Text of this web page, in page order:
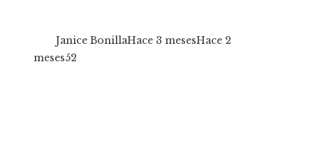
Janice BonillaHace 3 mesesHace 2
meses52